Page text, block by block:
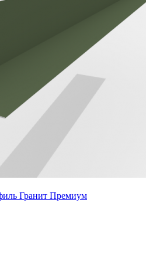
Гранит Премиум